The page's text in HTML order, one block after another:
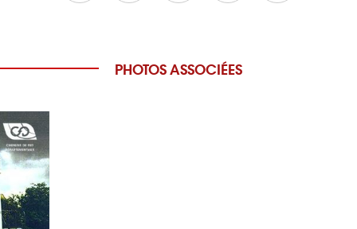
PHOTOS ASSOCIÉES